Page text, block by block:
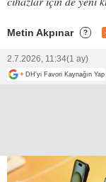
Metin Akpınar ?
2.7.2026, 11:34(1 ay)
+ DH'yi Favori Kaynağın Yap